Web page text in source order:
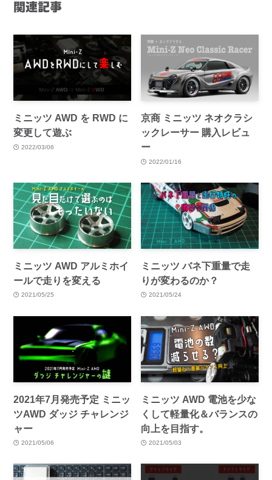
関連記事
ミニッツ AWD を RWD に
変更して遊ぶ
2022/03/06
京商 ミニッツ ネオクラシ
ックレーサー 購入レビュ
ー
2022/01/16
ミニッツ AWD アルミホイ
ールで走りを変える
2021/05/25
ミニッツ バネ下重量で走
りが変わるのか？
2021/05/24
2021年7月発売予定 ミニッ
ツAWD ダッジ チャレンジ
ャー
2021/05/06
ミニッツ AWD 電池を少な
くして軽量化＆バランスの
向上を目指す。
2021/05/03